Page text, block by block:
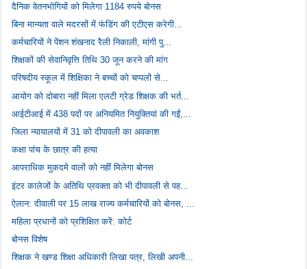
दैनिक वेतनभोगियों को मिलेगा 1184 रुपये बोनस
बिना मान्यता वाले मदरसों में फंडिंग की एटीएस करेगी...
कर्मचारियों ने पेंशन शंखनाद रैली निकाली, मांगी पु...
शिक्षकों की सेवानिवृत्ति तिथि 30 जून करने की मांग
परिषदीय स्कूल में शिक्षिका ने बच्चों को चप्पलों से...
आयोग को दोबारा नहीं मिला एलटी ग्रेड शिक्षक की भर्त...
आईटीआई में 438 पदों पर अनियमित नियुक्तियां की गईं,...
जिला न्यायालयों में 31 को दीपावली का अवकाश
कक्षा पांच के छात्र की हत्या
आपराधिक मुकदमे वालों को नहीं मिलेगा बोनस
इंटर कालेजों के अतिथि प्रवक्ता को भी दीपावली से पह...
ऐलान: दीवाली पर 15 लाख राज्य कर्मचारियों को बोनस, ...
महिला प्रधानों को प्रशिक्षित करें: कोर्ट
बोनस विशेष
शिक्षक ने खण्ड शिक्षा अधिकारी लिखा पत्र, लिखी अपनी...